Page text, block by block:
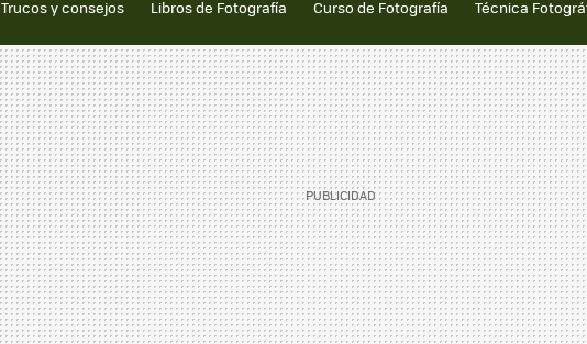
Trucos y consejos Libros de Fotografía Curso de Fotografía Técnica